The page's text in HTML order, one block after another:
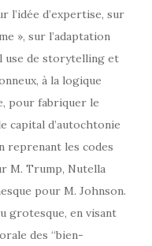
l’idée d’expertise, sur
», sur l’adaptation
use de storytelling et
à la logique
pour fabriquer le
capital d’autochtonie
reprenant les codes
M. Trump, Nutella
pour M. Johnson.
grotesque, en visant
des “bien-